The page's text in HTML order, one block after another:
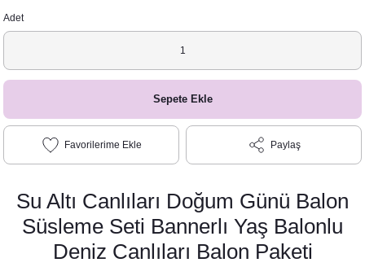
Adet
Sepete Ekle
Paylaş
Su Altı Canlıları Doğum Günü Balon
Süsleme Seti Bannerlı Yaş Balonlu
Deniz Canlıları Balon Paketi